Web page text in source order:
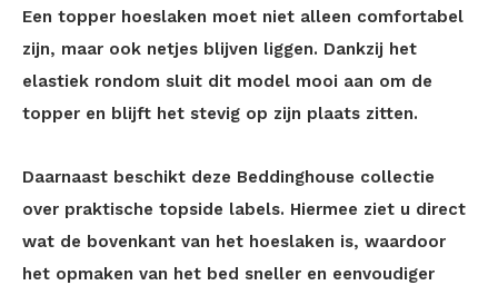
Een topper hoeslaken moet niet alleen comfortabel
zijn, maar ook netjes blijven liggen. Dankzij het
elastiek rondom sluit dit model mooi aan om de
topper en blijft het stevig op zijn plaats zitten.
Daarnaast beschikt deze Beddinghouse collectie
over praktische topside labels. Hiermee ziet u direct
wat de bovenkant van het hoeslaken is, waardoor
het opmaken van het bed sneller en eenvoudiger